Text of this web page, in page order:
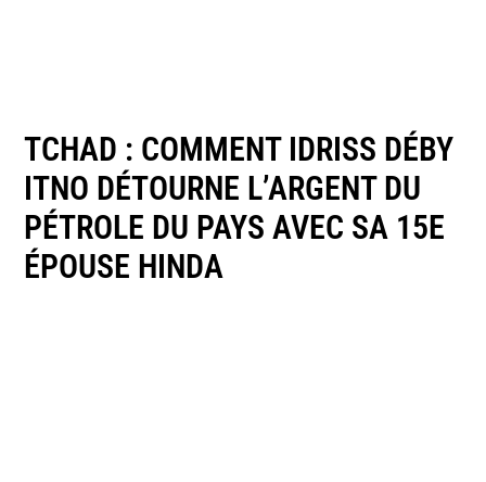
TCHAD : COMMENT IDRISS DÉBY
ITNO DÉTOURNE L’ARGENT DU
PÉTROLE DU PAYS AVEC SA 15E
ÉPOUSE HINDA